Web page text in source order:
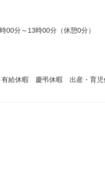
00分～13時00分（休憩0分）
給休暇 慶弔休暇 出産・育児